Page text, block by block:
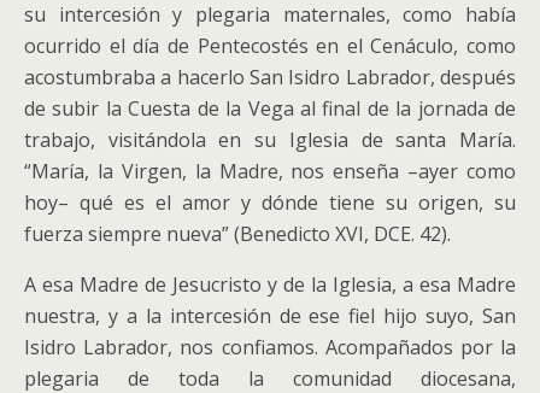
su intercesión y plegaria maternales, como había
ocurrido el día de Pentecostés en el Cenáculo, como
acostumbraba a hacerlo San Isidro Labrador, después
de subir la Cuesta de la Vega al final de la jornada de
trabajo, visitándola en su Iglesia de santa María.
“María, la Virgen, la Madre, nos enseña –ayer como
hoy– qué es el amor y dónde tiene su origen, su
fuerza siempre nueva” (Benedicto XVI, DCE. 42).
A esa Madre de Jesucristo y de la Iglesia, a esa Madre
nuestra, y a la intercesión de ese fiel hijo suyo, San
Isidro Labrador, nos confiamos. Acompañados por la
plegaria de toda la comunidad diocesana,